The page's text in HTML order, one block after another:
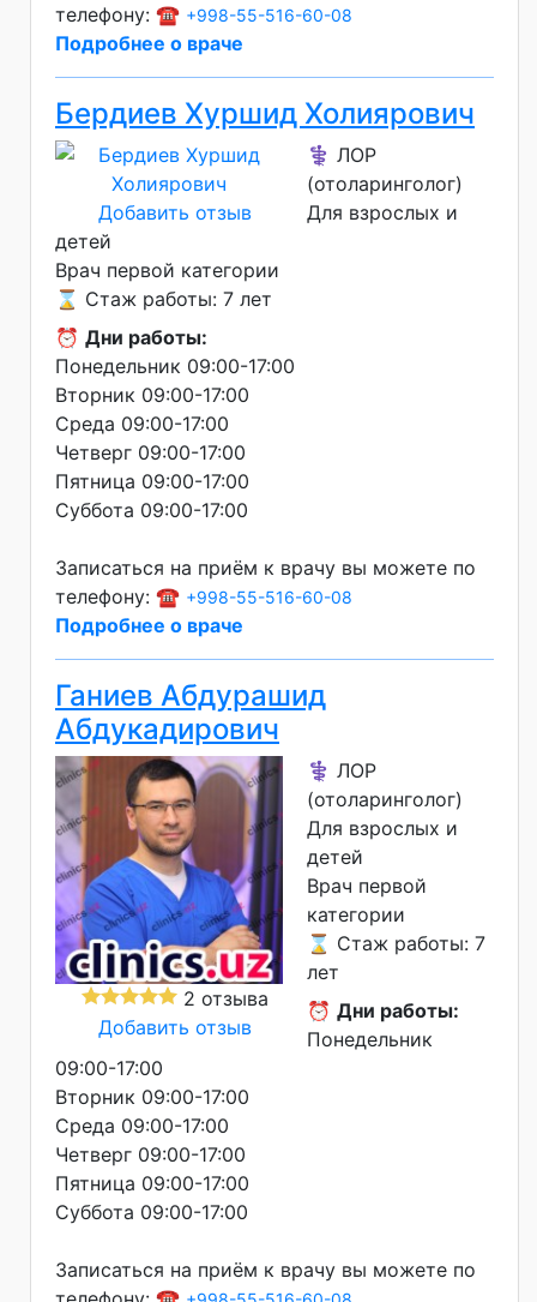
телефону: ☎️ +998-55-516-60-08
Подробнее о враче
Бердиев Хуршид Холиярович
Добавить отзыв
⚕️ ЛОР
(отоларинголог)
Для взрослых и
детей
Врач первой категории
⌛ Стаж работы: 7 лет
⏰ Дни работы:
Понедельник 09:00-17:00
Вторник 09:00-17:00
Среда 09:00-17:00
Четверг 09:00-17:00
Пятница 09:00-17:00
Суббота 09:00-17:00
Записаться на приём к врачу вы можете по
телефону: ☎️ +998-55-516-60-08
Подробнее о враче
Ганиев Абдурашид
Абдукадирович
2 отзыва
Добавить отзыв
⚕️ ЛОР
(отоларинголог)
Для взрослых и
детей
Врач первой
категории
⌛ Стаж работы: 7
лет
⏰ Дни работы:
Понедельник
09:00-17:00
Вторник 09:00-17:00
Среда 09:00-17:00
Четверг 09:00-17:00
Пятница 09:00-17:00
Суббота 09:00-17:00
Записаться на приём к врачу вы можете по